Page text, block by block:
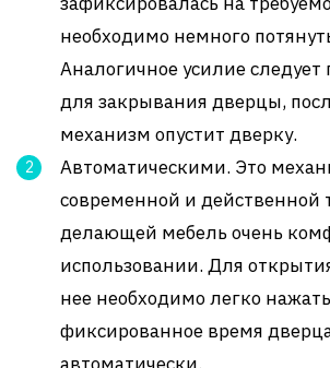
необходимо немного
Аналогичное усилие
для закрывания дверцы,
механизм опустит дверку.
Автоматическими. Это
современной и действенной
делающей мебель очень
использовании. Для
нее необходимо легко
фиксированное время